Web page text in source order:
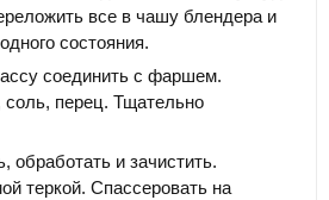
все в чашу блендера и
состояния.
соединить с фаршем.
соль, перец. Тщательно
обработать и зачистить.
теркой. Спассеровать на